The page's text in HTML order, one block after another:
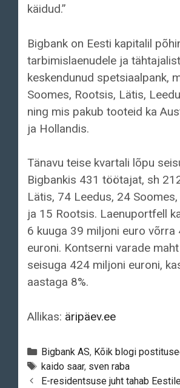
käidud.”
Bigbank on Eesti kapitalil
tarbimislaenudele ja
keskendunud spetsiaalpank,
Soomes, Rootsis, Lätis,
ning mis pakub tooteid ka
ja Hollandis.
Tänavu teise kvartali lõpu
Bigbankis 431 töötajat, sh
Lätis, 74 Leedus, 24
ja 15 Rootsis. Laenuportfell
6 kuuga 39 miljoni euro võrra
euroni. Kontserni varade
seisuga 424 miljoni euroni,
aastaga 8%.
Allikas: äripäev.ee
Categories
Bigbank AS, Kõik blogi
Tags
kaido saar, sven raba
PostE-residentsuse juht tahab